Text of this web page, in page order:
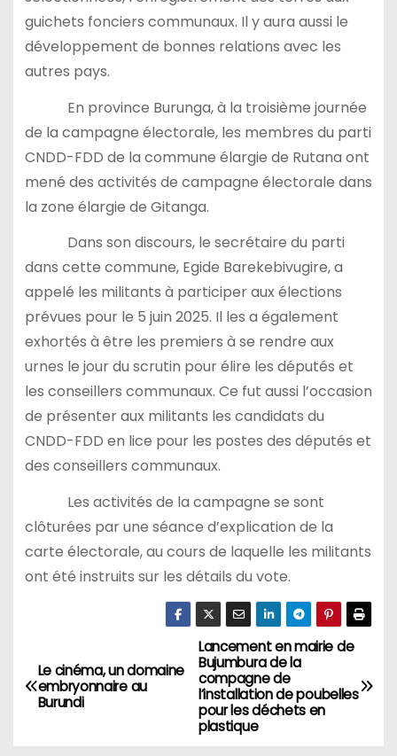
guichets fonciers communaux. Il y aura aussi le
développement de bonnes relations avec les
autres pays.
En province Burunga, à la troisième journée
de la campagne électorale, les membres du parti
CNDD-FDD de la commune élargie de Rutana ont
mené des activités de campagne électorale dans
la zone élargie de Gitanga.
Dans son discours, le secrétaire du parti
dans cette commune, Egide Barekebivugire, a
appelé les militants à participer aux élections
prévues pour le 5 juin 2025. Il les a également
exhortés à être les premiers à se rendre aux
urnes le jour du scrutin pour élire les députés et
les conseillers communaux. Ce fut aussi l’occasion
de présenter aux militants les candidats du
CNDD-FDD en lice pour les postes des députés et
des conseillers communaux.
Les activités de la campagne se sont
clôturées par une séance d’explication de la
carte électorale, au cours de laquelle les militants
ont été instruits sur les détails du vote.
Navigation
de
Lancement en mairie de
Bujumbura de la
compagne de
l’installation de poubelles
pour les déchets en
plastique
Le cinéma, un domaine
embryonnaire au
Burundi